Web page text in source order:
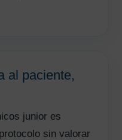
al paciente,
junior es
sin valorar